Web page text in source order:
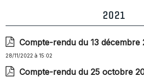
2021
Compte-rendu du 13 décembre
28/11/2022 à 15:02
Compte-rendu du 25 octobre